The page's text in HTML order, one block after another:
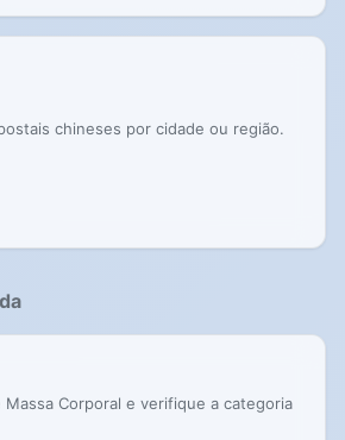
chineses por cidade ou região.
Massa Corporal e verifique a categoria